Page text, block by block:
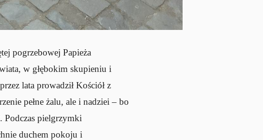
pogrzebowej Papieża
w głębokim skupieniu i
lata prowadził Kościół z
pełne żalu, ale i nadziei – bo
Podczas pielgrzymki
duchem pokoju i